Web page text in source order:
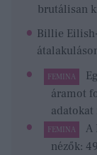
brutálisan
Billie
FEMINA
áramot
adatokat
FEMINA
A
nézők: